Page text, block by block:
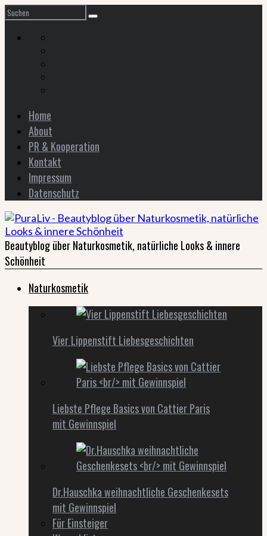
Home
About
PR & Kooperation
Kontakt
Impressum
Datenschutz
Beautyblog über Naturkosmetik, natürliche Looks & innere
Schönheit
Naturkosmetik
Vier Lippenstift Liebesgeschichten
Liebste Pflege Basics von Cattier Paris
mit Gewinnspiel
Dr.Hauschka weihnachtliche Geschenkesets
mit Gewinnspiel
Für Einsteiger